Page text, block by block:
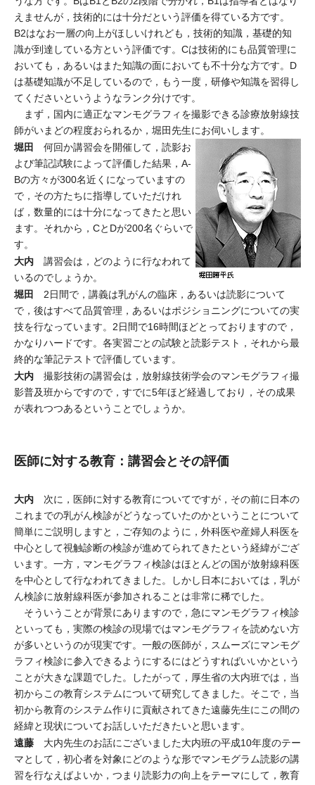
えませんが，技術的には十分だという評価を得ている方です。
B2はなお一層の向上がほしいけれども，技術的知識，基礎的知
識が到達している方という評価です。Cは技術的にも品質管理に
おいても，あるいはまた知識の面においても不十分な方です。D
は基礎知識が不足しているので，もう一度，研修や知識を習得し
てくださいというようなランク分けです。
まず，国内に適正なマンモグラフィを撮影できる診療放射線技
師がいまどの程度おられるか，堀田先生にお伺いします。
堀田 何回か講習会を開催して，読影お
よび筆記試験によって評価した結果，A-
Bの方々が300名近くになっていますの
で，その方たちに指導していただけれ
ば，数量的には十分になってきたと思い
ます。それから，CとDが200名ぐらいで
す。
大内 講習会は，どのように行なわれて
いるのでしょうか。
堀田 2日間で，講義は乳がんの臨床，あるいは読影について
で，後はすべて品質管理，あるいはポジショニングについての実
技を行なっています。2日間で16時間ほどとっておりますので，
かなりハードです。各実習ごとの試験と読影テスト，それから最
終的な筆記テストで評価しています。
大内 撮影技術の講習会は，放射線技術学会のマンモグラフィ撮
影普及班からですので，すでに5年ほど経過しており，その成果
が表れつつあるということでしょうか。
医師に対する教育：講習会とその評価
大内 次に，医師に対する教育についてですが，その前に日本の
これまでの乳がん検診がどうなっていたのかということについて
簡単にご説明しますと，ご存知のように，外科医や産婦人科医を
中心として視触診断の検診が進めてられてきたという経緯がござ
います。一方，マンモグラフィ検診はほとんどの国が放射線科医
を中心として行なわれてきました。しかし日本においては，乳が
ん検診に放射線科医が参加されることは非常に稀でした。
そういうことが背景にありますので，急にマンモグラフィ検診
といっても，実際の検診の現場ではマンモグラフィを読めない方
が多いというのが現実です。一般の医師が，スムーズにマンモグ
ラフィ検診に参入できるようにするにはどうすればいいかという
ことが大きな課題でした。したがって，厚生省の大内班では，当
初からこの教育システムについて研究してきました。そこで，当
初から教育のシステム作りに貢献されてきた遠藤先生にこの間の
経緯と現状についてお話しいただきたいと思います。
遠藤 大内先生のお話にございました大内班の平成10年度のテー
マとして，初心者を対象にどのような形でマンモグラム読影の講
習を行なえばよいか，つまり読影力の向上をテーマにして，教育